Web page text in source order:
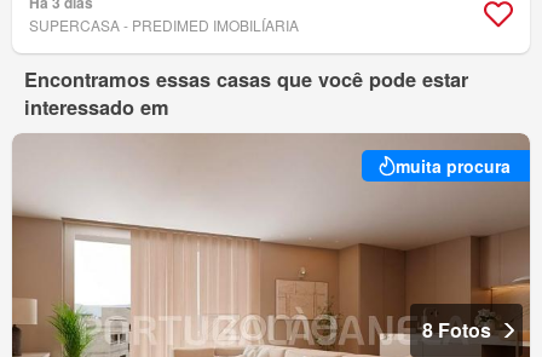
SUPERCASA - PREDIMED IMOBILÍARIA
Encontramos essas casas que você pode estar
interessado em
muita procura
8 Fotos